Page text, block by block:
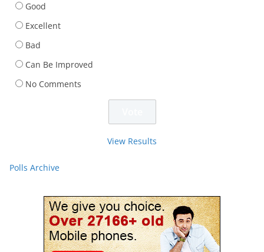
Good
Excellent
Bad
Can Be Improved
No Comments
View Results
Polls Archive